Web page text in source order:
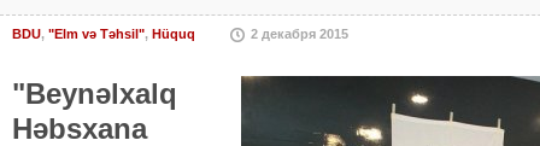
BDU, "Elm və Təhsil", Hüquq 2 декабря 2015
"Beynəlxalq
Həbsxana